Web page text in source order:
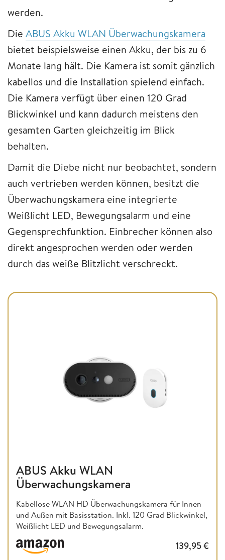
werden.
Die ABUS Akku WLAN Überwachungskamera
bietet beispielsweise einen Akku, der bis zu 6
Monate lang hält. Die Kamera ist somit gänzlich
kabellos und die Installation spielend einfach.
Die Kamera verfügt über einen 120 Grad
Blickwinkel und kann dadurch meistens den
gesamten Garten gleichzeitig im Blick
behalten.
Damit die Diebe nicht nur beobachtet, sondern
auch vertrieben werden können, besitzt die
Überwachungskamera eine integrierte
Weißlicht LED, Bewegungsalarm und eine
Gegensprechfunktion. Einbrecher können also
direkt angesprochen werden oder werden
durch das weiße Blitzlicht verschreckt.
ABUS Akku WLAN
Überwachungskamera
Kabellose WLAN HD Überwachungskamera für Innen
und Außen mit Basisstation. Inkl. 120 Grad Blickwinkel,
Weißlicht LED und Bewegungsalarm.
139,95€